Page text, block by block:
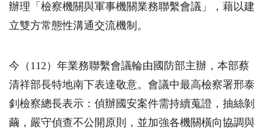
辦理「檢察機關與軍事機關業務聯繫會議」，藉以建
立雙方常態性溝通交流機制。
今（ 112 ）年業務聯繫會議輪由國防部主辦，本部蔡
清祥部長特地南下表達敬意。會議中最高檢察署邢泰
釗檢察總長表示：偵辦國安案件需持續蒐證，抽絲剝
繭，嚴守偵查不公開原則，並加強各機關橫向協調與